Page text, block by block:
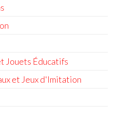
Jouets Éducatifs
et Jeux d'Imitation